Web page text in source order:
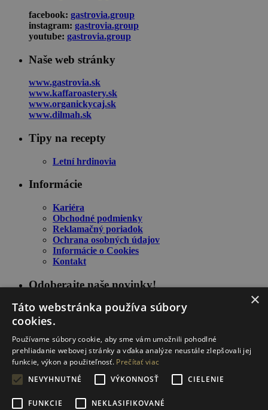
facebook: gastrovia.group
instagram: gastrovia.group
youtube: gastrovia.group
Naše web stránky
www.gastrovia.sk
www.kaffaroastery.sk
www.organickycaj.sk
www.dilmah.sk
Tipy na recepty
Letní hrdinovia
Informácie
Kariéra
Obchodné podmienky
Reklamačný poriadok
Ochrana osobných údajov
Informácie o Cookies
Kontakt
Odoberajte naše novinky!
ponukách.
×
Táto webstránka používa súbory
cookies.
Používame súbory cookie, aby sme vám umožnili pohodlné
prehliadanie webovej stránky a vďaka analýze neustále zlepšovali jej
funkcie, výkon a použiteľnosť. Prečítať viac
NEVYHNUTNÉ
VÝKONNOSŤ CIELENIE
FUNKCIE NEKLASIFIKOVANÉ